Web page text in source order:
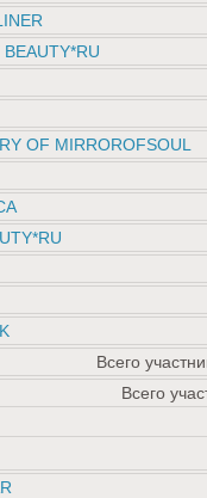
OF MIRROROFSOUL
Всего
Всего